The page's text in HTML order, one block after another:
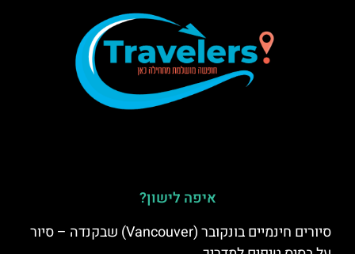
איפה לישון?
סיורים חינמיים בונקובר (Vancouver) שבקנדה – סיור